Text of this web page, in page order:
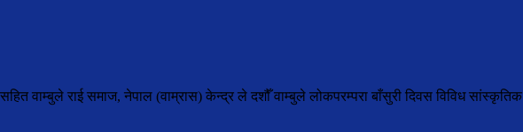
वाम्बुले राई समाज, नेपाल (वाम्रास) केन्द्र ले दशौँ वाम्बुले लोकपरम्परा बाँसुरी दिवस विविध सांस्कृतिक